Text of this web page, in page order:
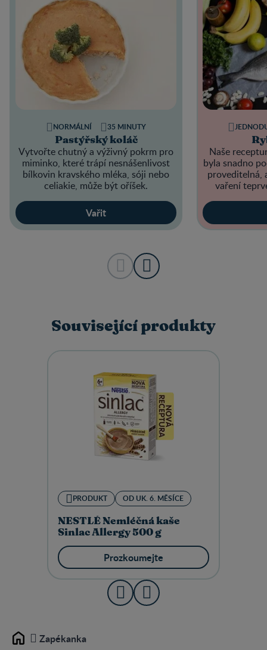
Pastýřský koláč
Vytvořte chutný a výživný pokrm pro
miminko, které trápí nesnášenlivost
bílkovin kravského mléka, sóji nebo
celiakie, může být oříšek.
NORMÁLNÍ 35 MINUTY
Vařit
Naše
byla snadno
proveditelná,
vaření
Související produkty
PRODUKT OD UK. 6. MĚSÍCE
NESTLÉ Nemléčná kaše
Sinlac Allergy 500 g
Prozkoumejte
Home Zapékanka